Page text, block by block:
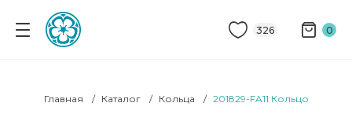
326 0
Главная Каталог Кольца 201829-FA11 Кольцо